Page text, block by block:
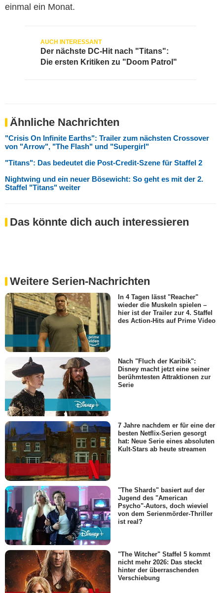
einmal ein Monat.
Der nächste DC-Hit nach "Titans":
Die ersten Kritiken zu "Doom Patrol"
Ähnliche Nachrichten
"Crisis On Infinite Earths": Trailer zum nächsten Crossover
von "Arrow", "The Flash" und "Supergirl"
"Titans": Das bedeutet die Post-Credit-Szene für Staffel 2
Nightwing und ein neuer Bösewicht: So geht es mit der 2.
Staffel "Titans" weiter
Das könnte dich auch interessieren
Weitere Serien-Nachrichten
In 4 Tagen lässt "Reacher"
wieder die Muskeln spielen –
hier ist der Trailer zur 4. Staffel
des Action-Hits auf Prime Video
Nach "Fluch der Karibik":
Disney macht jetzt eine seiner
berühmtesten Attraktionen zur
Serie
7 Jahre nachdem er für eine der
besten Netflix-Serien gesorgt
hat: Neue Serie eines absoluten
Kult-Stars ab heute streamen
"The Shards" basiert auf der
Jugend des "American
Psycho"-Autors, doch wieviel
von dem Serienmörder-Thriller
ist real?
"The Witcher" Staffel 5 kommt
nicht mehr 2026: Das steckt
hinter der überraschenden
Verschiebung